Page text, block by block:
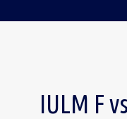
IULM F